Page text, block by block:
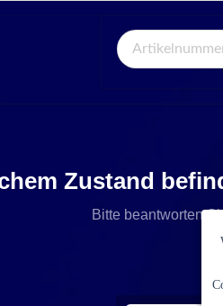
Global Search
Zustand
Bitte beantworten